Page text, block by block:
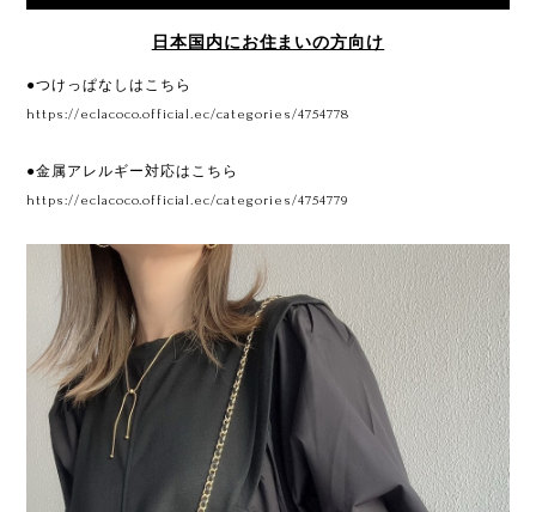
日本国内にお住まいの方向け
●つけっぱなしはこちら
https://eclacoco.official.ec/categories/4754778
●金属アレルギー対応はこちら
https://eclacoco.official.ec/categories/4754779